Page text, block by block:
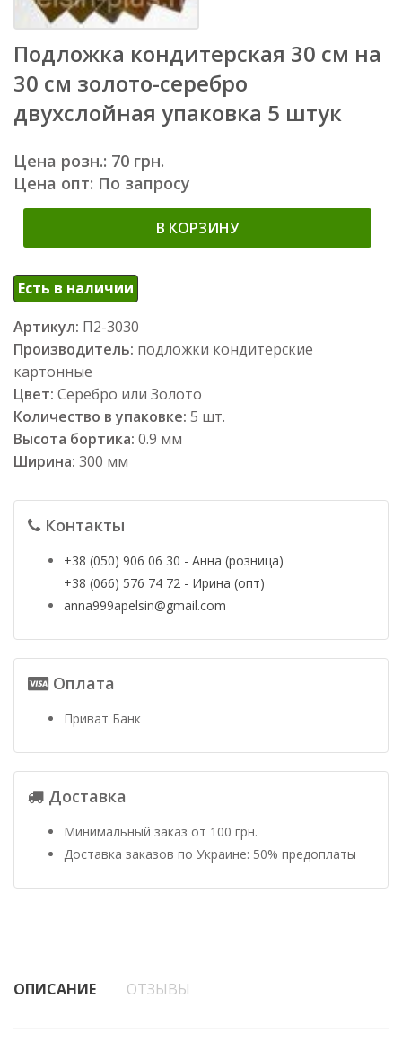
Подложка кондитерская 30 см на
30 см золото-серебро
двухслойная упаковка 5 штук
Цена розн.: 70 грн.
Цена опт: По запросу
В КОРЗИНУ
Есть в наличии
Артикул: П2-3030
Производитель: подложки кондитерские
картонные
Цвет: Серебро или Золото
Количество в упаковке: 5 шт.
Высота бортика: 0.9 мм
Ширина: 300 мм
Контакты
+38 (050) 906 06 30 - Анна (розница)
+38 (066) 576 74 72 - Ирина (опт)
anna999apelsin@gmail.com
Оплата
Приват Банк
Доставка
Минимальный заказ от 100 грн.
Доставка заказов по Украине: 50% предоплаты
ОПИСАНИЕ ОТЗЫВЫ